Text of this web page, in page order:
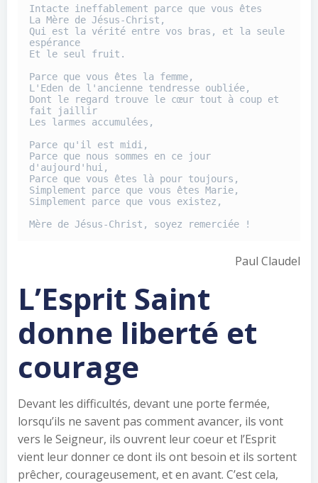
Intacte ineffablement parce que vous êtes
La Mère de Jésus-Christ,
Qui est la vérité entre vos bras, et la seule
espérance
Et le seul fruit.
Parce que vous êtes la femme,
L'Eden de l'ancienne tendresse oubliée,
Dont le regard trouve le cœur tout à coup et
fait jaillir
Les larmes accumulées,
Parce qu'il est midi,
Parce que nous sommes en ce jour
d'aujourd'hui,
Parce que vous êtes là pour toujours,
Simplement parce que vous êtes Marie,
Simplement parce que vous existez,
Mère de Jésus-Christ, soyez remerciée !
Paul Claudel
L’Esprit Saint
donne liberté et
courage
Devant les difficultés, devant une porte fermée,
lorsqu’ils ne savent pas comment avancer, ils vont
vers le Seigneur, ils ouvrent leur coeur et l’Esprit
vient leur donner ce dont ils ont besoin et ils sortent
prêcher, courageusement, et en avant. C’est cela,